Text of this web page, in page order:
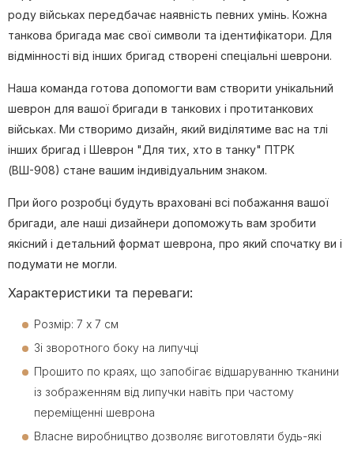
роду військах передбачає наявність певних умінь. Кожна
танкова бригада має свої символи та ідентифікатори. Для
відмінності від інших бригад створені спеціальні шеврони.
Наша команда готова допомогти вам створити унікальний
шеврон для вашої бригади в танкових і протитанкових
військах. Ми створимо дизайн, який виділятиме вас на тлі
інших бригад і Шеврон "Для тих, хто в танку" ПТРК
(ВШ-908) стане вашим індивідуальним знаком.
При його розробці будуть враховані всі побажання вашої
бригади, але наші дизайнери допоможуть вам зробити
якісний і детальний формат шеврона, про який спочатку ви і
подумати не могли.
Характеристики та переваги:
Розмір: 7 х 7 см
Зі зворотного боку на липучці
Прошито по краях, що запобігає відшаруванню тканини
із зображенням від липучки навіть при частому
переміщенні шеврона
Власне виробництво дозволяє виготовляти будь-які